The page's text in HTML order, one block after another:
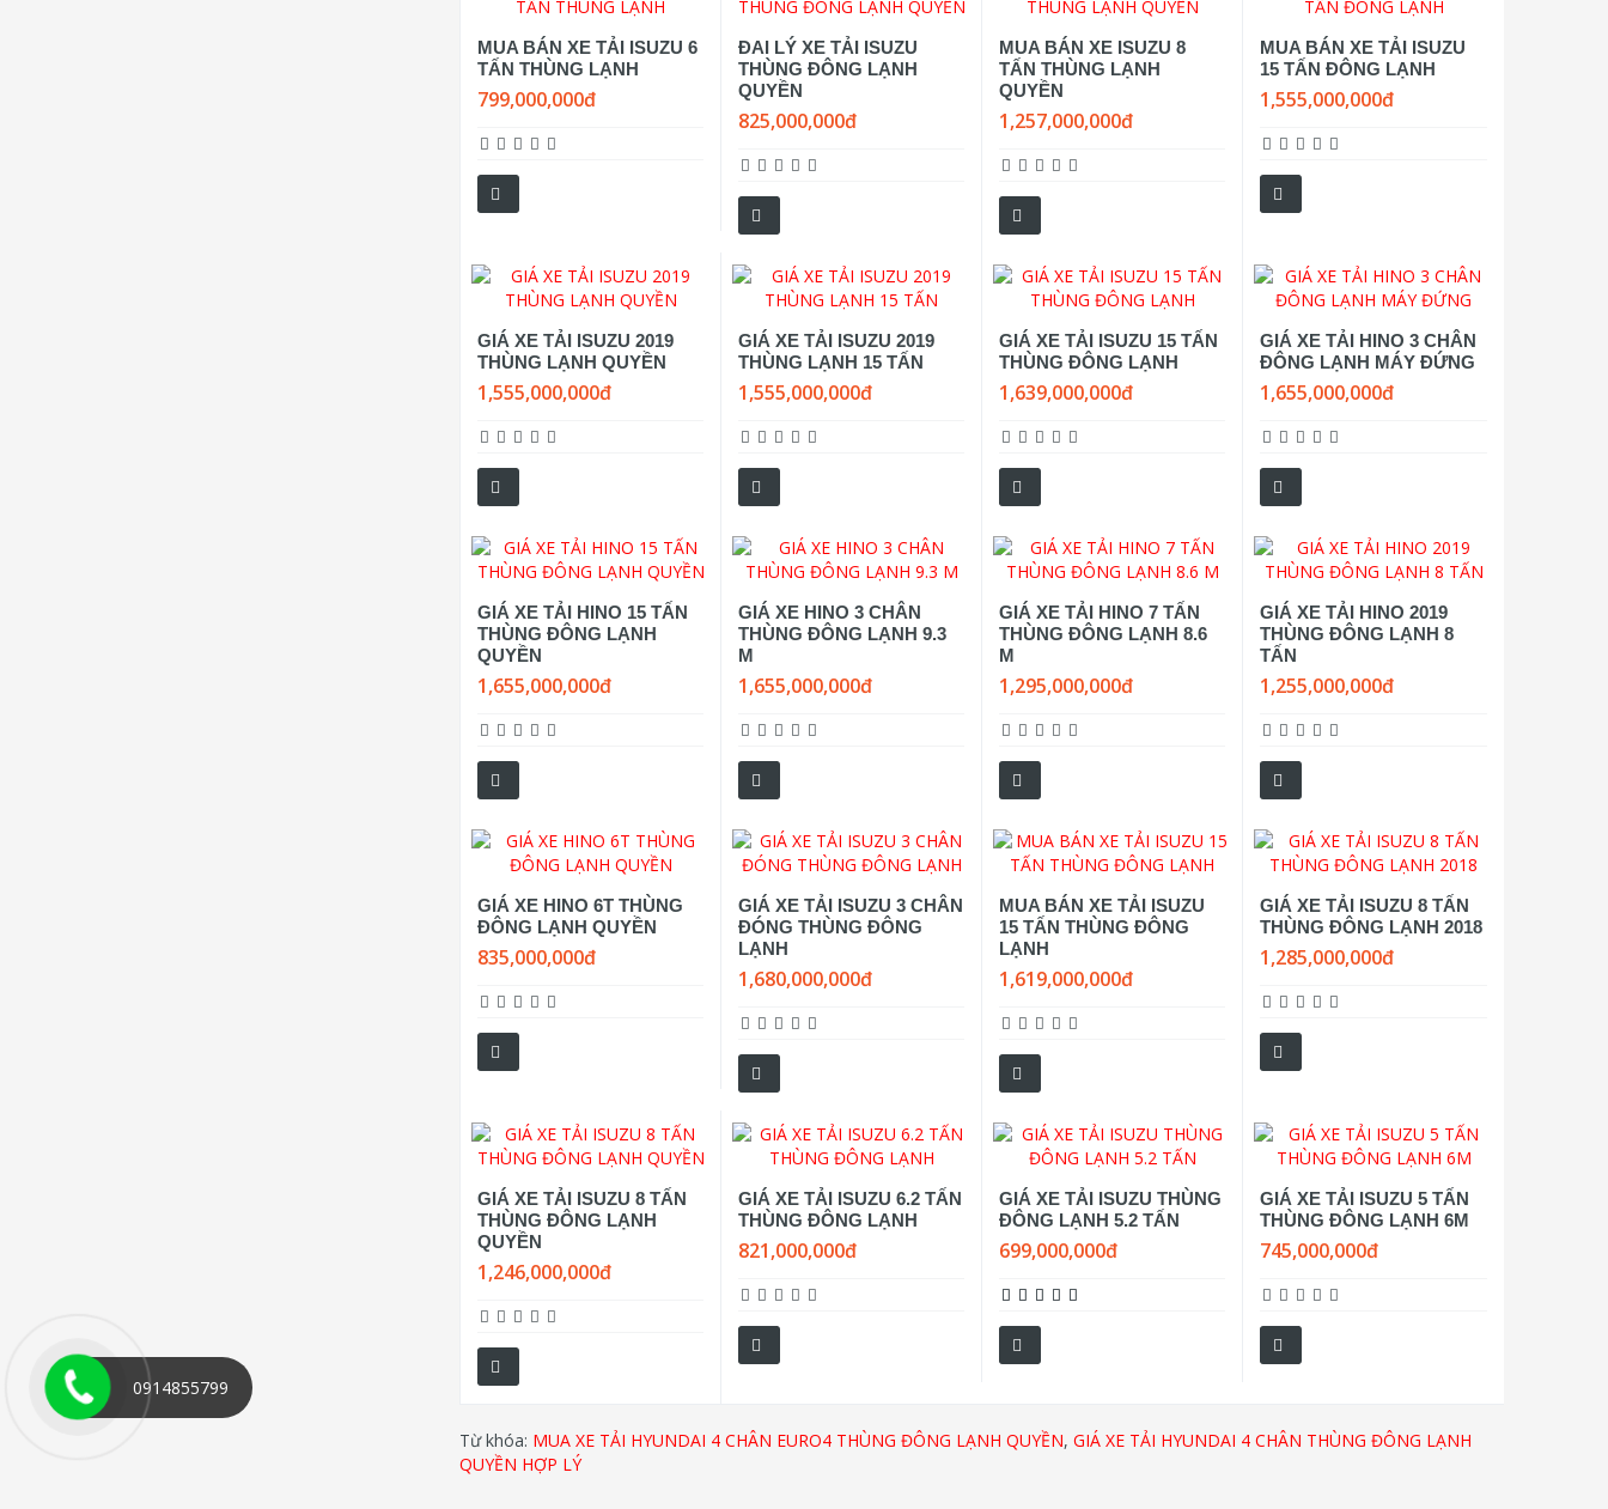
MUA BÁN XE TẢI ISUZU 6
TẤN THÙNG LẠNH
799,000,000đ
ĐAI LÝ XE TẢI ISUZU
THÙNG ĐÔNG LẠNH
QUYỀN
825,000,000đ
MUA BÁN XE ISUZU 8
TẤN THÙNG LẠNH
QUYỀN
1,257,000,000đ
MUA BÁN XE TẢI ISUZU
15 TẤN ĐÔNG LẠNH
1,555,000,000đ
GIÁ XE TẢI ISUZU 2019
THÙNG LẠNH QUYỀN
1,555,000,000đ
GIÁ XE TẢI ISUZU 2019
THÙNG LẠNH 15 TẤN
1,555,000,000đ
GIÁ XE TẢI ISUZU 15 TẤN
THÙNG ĐÔNG LẠNH
1,639,000,000đ
GIÁ XE TẢI HINO 3 CHÂN
ĐÔNG LẠNH MÁY ĐỨNG
1,655,000,000đ
GIÁ XE TẢI HINO 15 TẤN
THÙNG ĐÔNG LẠNH
QUYỀN
1,655,000,000đ
GIÁ XE HINO 3 CHÂN
THÙNG ĐÔNG LẠNH 9.3
M
1,655,000,000đ
GIÁ XE TẢI HINO 7 TẤN
THÙNG ĐÔNG LẠNH 8.6
M
1,295,000,000đ
GIÁ XE TẢI HINO 2019
THÙNG ĐÔNG LẠNH 8
TẤN
1,255,000,000đ
GIÁ XE HINO 6T THÙNG
ĐÔNG LẠNH QUYỀN
835,000,000đ
GIÁ XE TẢI ISUZU 3 CHÂN
ĐÓNG THÙNG ĐÔNG
LẠNH
1,680,000,000đ
MUA BÁN XE TẢI ISUZU
15 TẤN THÙNG ĐÔNG
LẠNH
1,619,000,000đ
GIÁ XE TẢI ISUZU 8 TẤN
THÙNG ĐÔNG LẠNH 2018
1,285,000,000đ
GIÁ XE TẢI ISUZU 8 TẤN
THÙNG ĐÔNG LẠNH
QUYỀN
1,246,000,000đ
GIÁ XE TẢI ISUZU 6.2 TẤN
THÙNG ĐÔNG LẠNH
821,000,000đ
GIÁ XE TẢI ISUZU THÙNG
ĐÔNG LẠNH 5.2 TẤN
699,000,000đ
GIÁ XE TẢI ISUZU 5 TẤN
THÙNG ĐÔNG LẠNH 6M
745,000,000đ
Từ khóa: MUA XE TẢI HYUNDAI 4 CHÂN EURO4 THÙNG ĐÔNG LẠNH QUYỀN, GIÁ XE TẢI HYUNDAI 4 CHÂN THÙNG ĐÔNG LẠNH
QUYỀN HỢP LÝ
0914855799